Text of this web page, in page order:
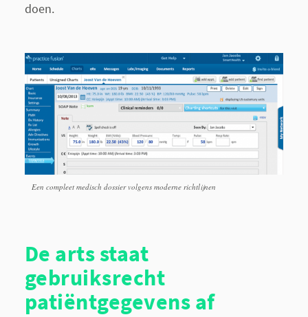
doen.
Een compleet medisch dossier volgens moderne richtlijnen
De arts staat
gebruiksrecht
patiëntgegevens af